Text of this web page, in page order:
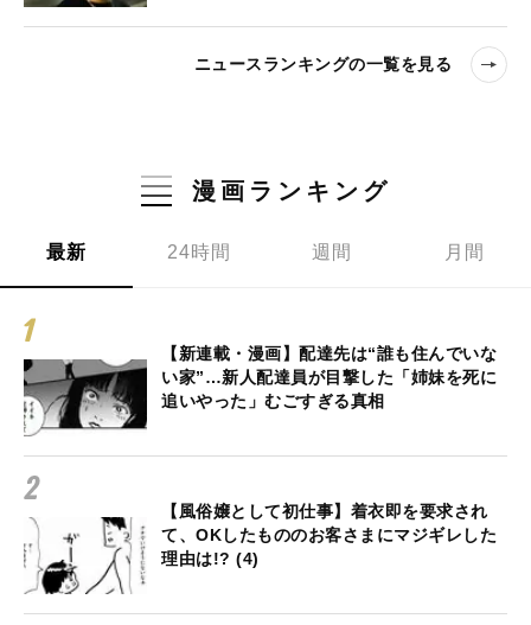
ニュースランキングの一覧を見る
漫画ランキング
最新 24時間 週間 月間
【新連載・漫画】配達先は“誰も住んでいな
い家”…新人配達員が目撃した「姉妹を死に
追いやった」むごすぎる真相
【風俗嬢として初仕事】着衣即を要求され
て、OKしたもののお客さまにマジギレした
理由は!? (4)